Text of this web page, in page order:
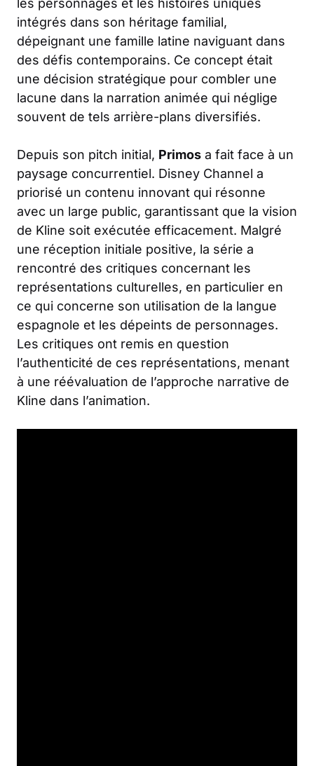
les personnages et les histoires uniques
intégrés dans son héritage familial,
dépeignant une famille latine naviguant dans
des défis contemporains. Ce concept était
une décision stratégique pour combler une
lacune dans la narration animée qui néglige
souvent de tels arrière-plans diversifiés.
Depuis son pitch initial, Primos a fait face à un
paysage concurrentiel. Disney Channel a
priorisé un contenu innovant qui résonne
avec un large public, garantissant que la vision
de Kline soit exécutée efficacement. Malgré
une réception initiale positive, la série a
rencontré des critiques concernant les
représentations culturelles, en particulier en
ce qui concerne son utilisation de la langue
espagnole et les dépeints de personnages.
Les critiques ont remis en question
l’authenticité de ces représentations, menant
à une réévaluation de l’approche narrative de
Kline dans l’animation.